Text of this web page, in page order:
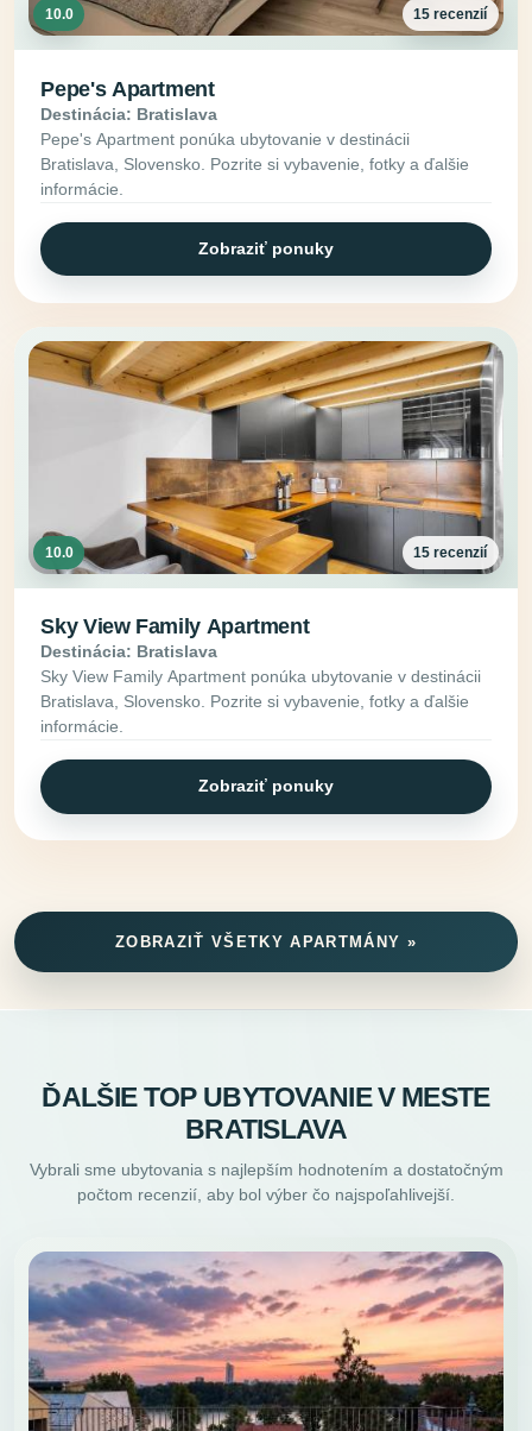
10.0 15 recenzií
Pepe's Apartment
Destinácia: Bratislava
Pepe's Apartment ponúka ubytovanie v destinácii
Bratislava, Slovensko. Pozrite si vybavenie, fotky a ďalšie
informácie.
Zobraziť ponuky
10.0 15 recenzií
Sky View Family Apartment
Destinácia: Bratislava
Sky View Family Apartment ponúka ubytovanie v destinácii
Bratislava, Slovensko. Pozrite si vybavenie, fotky a ďalšie
informácie.
Zobraziť ponuky
ZOBRAZIŤ VŠETKY APARTMÁNY »
ĎALŠIE TOP UBYTOVANIE V MESTE
BRATISLAVA
Vybrali sme ubytovania s najlepším hodnotením a dostatočným
počtom recenzií, aby bol výber čo najspoľahlivejší.